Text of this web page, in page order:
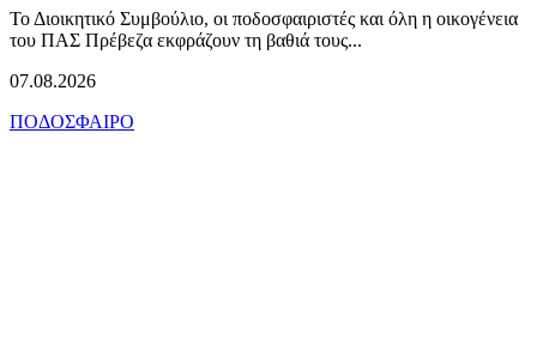
Το Διοικητικό Συμβούλιο, οι ποδοσφαιριστές και όλη η οικογένεια
του ΠΑΣ Πρέβεζα εκφράζουν τη βαθιά τους...
07.08.2026
ΠΟΔΟΣΦΑΙΡΟ